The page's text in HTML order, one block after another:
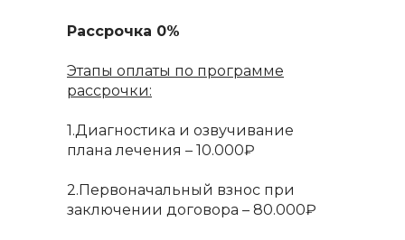
Рассрочка 0%
Этапы оплаты по программе
рассрочки:
1.Диагностика и озвучивание
плана лечения – 10.000₽
2.Первоначальный взнос при
заключении договора – 80.000₽